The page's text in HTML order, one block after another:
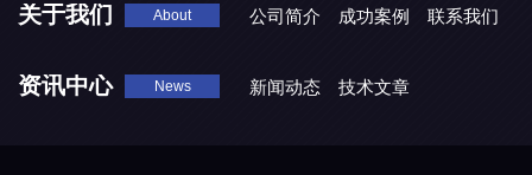
关于我们 About 公司简介 成功案例 联系我们
资讯中心 News 新闻动态 技术文章